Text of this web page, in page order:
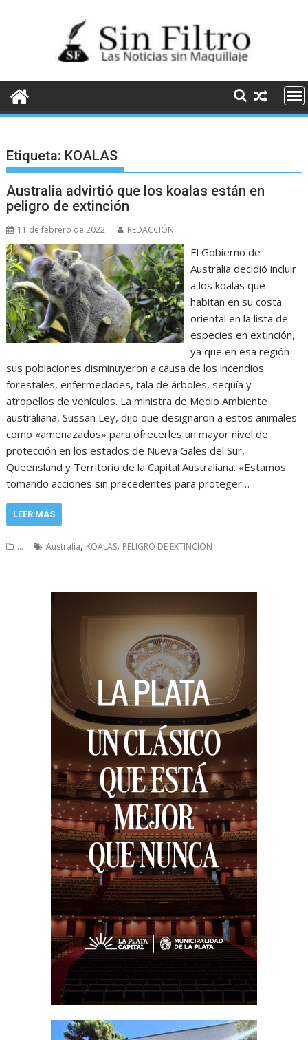
Etiqueta: KOALAS
Australia advirtió que los koalas están en
peligro de extinción
11 de febrero de 2022 REDACCIÓN
El Gobierno de
Australia decidió incluir
a los koalas que
habitan en su costa
oriental en la lista de
especies en extinción,
ya que en esa región
sus poblaciones disminuyeron a causa de los incendios
forestales, enfermedades, tala de árboles, sequía y
atropellos de vehículos. La ministra de Medio Ambiente
australiana, Sussan Ley, dijo que designaron a estos animales
como «amenazados» para ofrecerles un mayor nivel de
protección en los estados de Nueva Gales del Sur,
Queensland y Territorio de la Capital Australiana. «Estamos
tomando acciones sin precedentes para proteger…
LEER MÁS
... Australia, KOALAS, PELIGRO DE EXTINCIÓN